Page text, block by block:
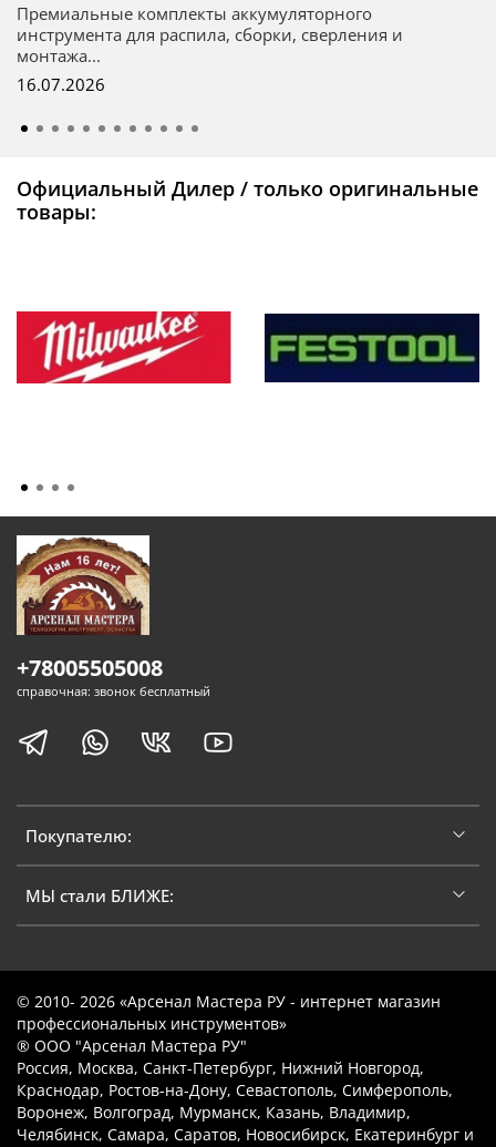
Премиальные комплекты аккумуляторного
инструмента для распила, сборки, сверления и
монтажа...
16.07.2026
Официальный Дилер / только оригинальные
товары:
Покупателю:
МЫ стали БЛИЖЕ:
+78005505008
справочная: звонок бесплатный
© 2010- 2026 «Арсенал Мастера РУ - интернет магазин
профессиональных инструментов»
® ООО "Арсенал Мастера РУ"
Россия, Москва, Санкт-Петербург, Нижний Новгород,
Краснодар, Ростов-на-Дону, Севастополь, Симферополь,
Воронеж, Волгоград, Мурманск, Казань, Владимир,
Челябинск, Самара, Саратов, Новосибирск, Екатеринбург и